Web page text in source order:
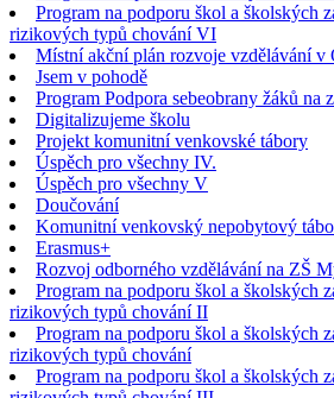
Program na podporu škol a školských
rizikových typů chování VI
Místní akční plán rozvoje vzdělávání
Jsem v pohodě
Program Podpora sebeobrany žáků na
Digitalizujeme školu
Projekt komunitní venkovské tábory
Úspěch pro všechny IV.
Úspěch pro všechny V
Doučování
Komunitní venkovský nepobytový
Erasmus+
Rozvoj odborného vzdělávání na ZŠ
Program na podporu škol a školských
rizikových typů chování II
Program na podporu škol a školských
rizikových typů chování
Program na podporu škol a školských